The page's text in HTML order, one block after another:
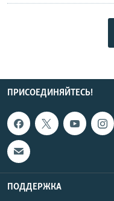
ПРИСОЕДИНЯЙТЕСЬ!
ПОДДЕРЖКА